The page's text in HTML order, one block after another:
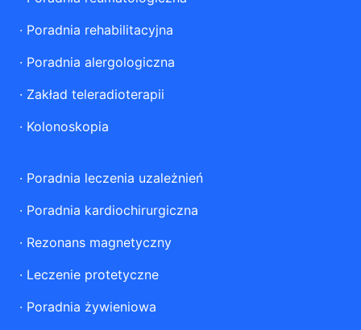
· Poradnia rehabilitacyjna
· Poradnia alergologiczna
· Zakład teleradioterapii
· Kolonoskopia
· Poradnia leczenia uzależnień
· Poradnia kardiochirurgiczna
· Rezonans magnetyczny
· Leczenie protetyczne
· Poradnia żywieniowa